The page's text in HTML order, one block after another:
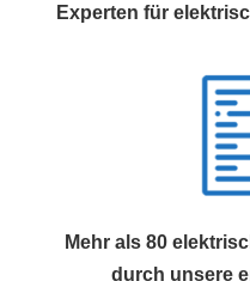
Experten für
Mehr als 80
durch unsere